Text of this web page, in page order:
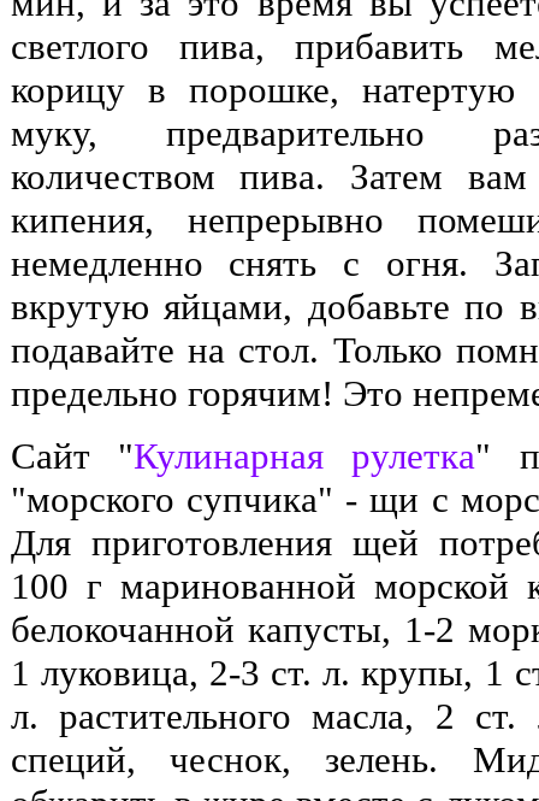
светлого пива, прибавить
корицу в порошке, натертую
муку, предварительно
количеством пива. Затем
кипения, непрерывно
немедленно снять с огня.
вкрутую яйцами, добавьте по
подавайте на стол. Только
предельно горячим! Это
Сайт "Кулинарная рулетка"
"морского супчика" - щи с
Для приготовления щей
100 г маринованной морской
белокочанной капусты, 1-2
1 луковица, 2-3 ст. л. крупы, 1
л. растительного масла, 2
специй, чеснок, зелень.